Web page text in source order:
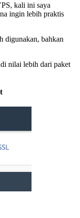
kali ini saya
ingin lebih praktis
digunakan, bahkan
nilai lebih dari paket